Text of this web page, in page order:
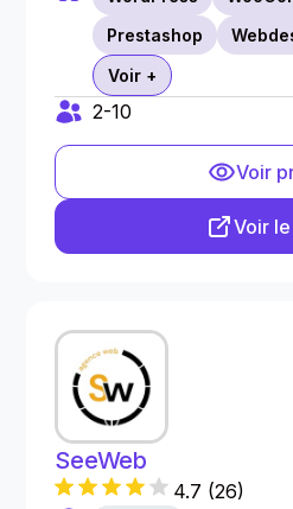
Prestashop
Voir +
2-10
Voir
Voir
SeeWeb
4.7 (26)